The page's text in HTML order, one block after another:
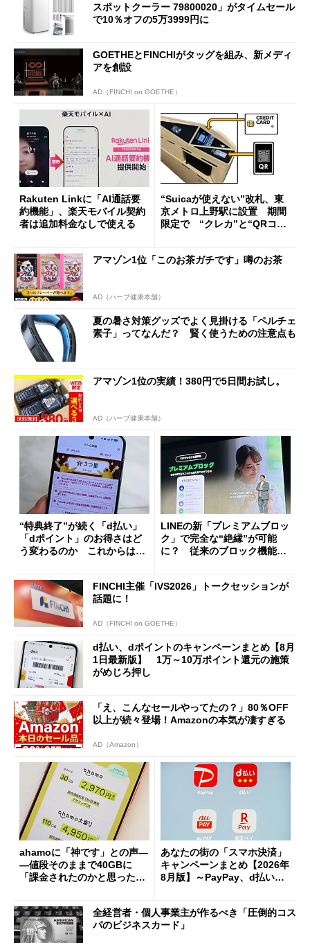
スポットクーラー 79800020」がタイムセール
で10％オフの5万3999円に
GOETHEとFINCHIがタッグを組み、新メディ
アを創設
AD（FINCHI on GOETHE）
Rakuten Linkに「AI通話要
約機能」、楽天モバイル契約
者は追加料金なしで使える
“Suicaが使えない”改札、東
京メトロ上野駅に設置 期間
限定で “クレカ”と“QRコー
アマゾン1位「このお茶ガチです」噂のお茶
AD（ハーブ健康本舗）
夏の暑さ対策グッズでよく見掛ける「ペルチェ
素子」ってなんだ？ 賢く使うための注意点も
アマゾン1位の実績！380円で5日間お試し。
AD（ハーブ健康本舗）
“特典終了”が続く「d払い」
「dポイント」のお得さはど
う変わるのか これからは
LINEの新「プレミアムブロッ
ク」で完全な“絶縁”が可能
に？ 従来のブロック機能と
FINCHI主催「IVS2026」トークセッションが
話題に！
AD（FINCHI on GOETHE）
d払い、dポイントのキャンペーンまとめ【8月
1日最新版】 1万～10万ポイント還元の施策
がめじろ押し
「え、こんなセールやってたの？」80％OFF
以上が続々登場！Amazonの本気が凄すぎる
AD（Amazon）
ahamoに「神です」との声―
―値段そのままで40GBに
「課金されたのかと思った」
あなたの街の「スマホ決済」
キャンペーンまとめ【2026年
8月版】～PayPay、d払い、a
全経営者・個人事業主が作るべき「圧倒的コス
パのビジネスカード」